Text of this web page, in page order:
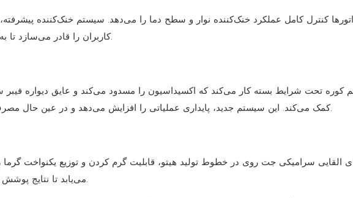
کاربران را قادر می‌سازد تا به کیفیت‌های یکسانی از محصولات دست یابند.
کوره تحت شرایط بسته کار می‌کند که اکسیداسیون را مسدود می‌کند و عایق دیواره فیبر
کمک می‌کند. این سیستم جدید، پایداری عملیاتی را افزایش می‌دهد و در عین حال مصرف انرژی را در این فرآیند به حداقل می‌رساند.
القایی سرامیکی جت روی در خطوط تولید هیتو، قابلیت گرم کردن و توزیع یکنواخت